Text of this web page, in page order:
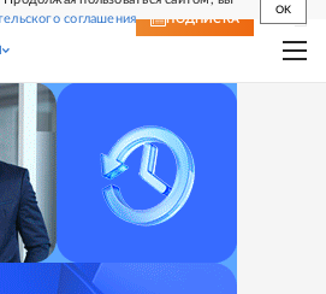
соглашения
OK
ПОДПИСКА